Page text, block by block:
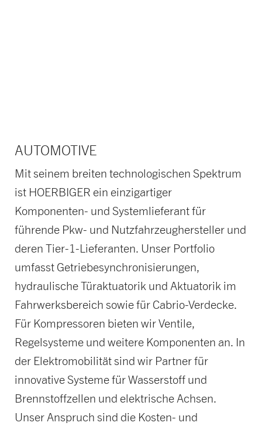
AUTOMOTIVE
Mit seinem breiten technologischen Spektrum
ist HOERBIGER ein einzigartiger
Komponenten- und Systemlieferant für
führende Pkw- und Nutzfahrzeughersteller und
deren Tier-1-Lieferanten. Unser Portfolio
umfasst Getriebesynchronisierungen,
hydraulische Türaktuatorik und Aktuatorik im
Fahrwerksbereich sowie für Cabrio-Verdecke.
Für Kompressoren bieten wir Ventile,
Regelsysteme und weitere Komponenten an. In
der Elektromobilität sind wir Partner für
innovative Systeme für Wasserstoff und
Brennstoffzellen und elektrische Achsen.
Unser Anspruch sind die Kosten- und